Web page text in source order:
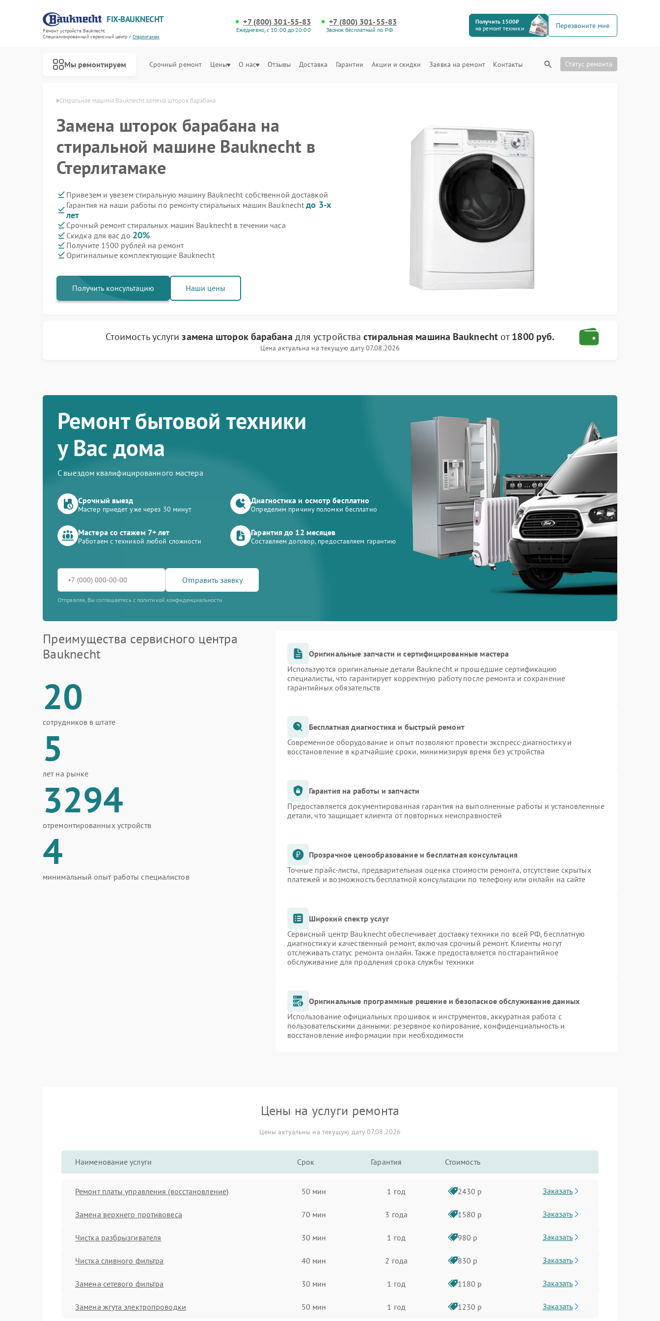
FIX-BAUKNECHT
Ремонт устройств Bauknecht
Специализированный cервисный центр г.Стерлитамак
+7 (800) 301-55-83
Ежедневно, с 10:00 до 20:00
+7 (800) 301-55-83
Звонок бесплатный по РФ
Получить 1500₽
на ремонт техники
Перезвоните мне
Мы ремонтируем Срочный ремонт Цены О нас Отзывы Доставка Гарантии Акции и скидки Заявка на ремонт Контакты Статус ремонта
Стиральная машина Bauknecht замена шторок барабана
Замена шторок барабана на
стиральной машине Bauknecht в
Стерлитамаке
Привезем и увезем стиральную машину Bauknecht собственной доставкой
Гарантия на наши работы по ремонту стиральных машин Bauknechtдо 3-х
лет
Срочный ремонт стиральных машин Bauknecht в течении часа
Скидка для вас до 20%
Получите 1500 рублей на ремонт
Оригинальные комплектующие Bauknecht
Получить консультацию Наши цены
Стоимость услугизамена шторок барабана для устройствастиральная машина Bauknechtот1800 руб.
Цена актуальна на текущую дату 07.08.2026
Ремонт бытовой техники
у Вас дома
С выездом квалифицированного мастера
Срочный выезд
Мастер приедет уже через 30 минут
Диагностика и осмотр бесплатно
Определим причину поломки бесплатно
Мастера со стажем 7+ лет
Работаем с техникой любой сложности
Гарантия до 12 месяцев
Составляем договор, предоставляем гарантию
Отправить заявку
Отправляя, Вы соглашаетесь с политикой конфиденциальности
Преимущества сервисного центра
Bauknecht
20
сотрудников в штате
5
лет на рынке
3294
отремонтированных устройств
4
минимальный опыт работы специалистов
Оригинальные запчасти и сертифицированные мастера
Используются оригинальные детали Bauknecht и прошедшие сертификацию
специалисты, что гарантирует корректную работу после ремонта и сохранение
гарантийных обязательств
Бесплатная диагностика и быстрый ремонт
Современное оборудование и опыт позволяют провести экспресс-диагностику и
восстановление в кратчайшие сроки, минимизируя время без устройства
Гарантия на работы и запчасти
Предоставляется документированная гарантия на выполненные работы и установленные
детали, что защищает клиента от повторных неисправностей
Прозрачное ценообразование и бесплатная консультация
Точные прайс-листы, предварительная оценка стоимости ремонта, отсутствие скрытых
платежей и возможность бесплатной консультации по телефону или онлайн на сайте
Широкий спектр услуг
Сервисный центр Bauknecht обеспечивает доставку техники по всей РФ, бесплатную
диагностику и качественный ремонт, включая срочный ремонт. Клиенты могут
отслеживать статус ремонта онлайн. Также предоставляется постгарантийное
обслуживание для продления срока службы техники
Оригинальные программные решение и безопасное обслуживание данных
Использование официальных прошивок и инструментов, аккуратная работа с
пользовательскими данными: резервное копирование, конфиденциальность и
восстановление информации при необходимости
Цены на услуги ремонта
Цены актуальны на текущую дату 07.08.2026
Наименование услуги Срок Гарантия Стоимость
Ремонт платы управления (восстановление) 50 мин 1 год 2430 р Заказать
Замена верхнего противовеса 70 мин 3 года 1580 р Заказать
Чистка разбрызгивателя 30 мин 1 год 980 р Заказать
Чистка сливного фильтра 40 мин 2 года 830 р Заказать
Замена сетевого фильтра 30 мин 1 год 1180 р Заказать
Замена жгута электропроводки 50 мин 1 год 1230 р Заказать